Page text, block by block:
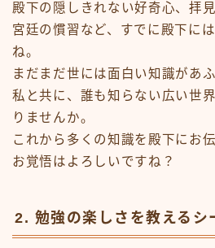
殿下の隠しきれない好奇心、拝
宮廷の慣習など、すでに殿下に
ね。
まだまだ世には面白い知識があ
私と共に、誰も知らない広い世
りませんか。
これから多くの知識を殿下にお伝
お覚悟はよろしいですね？
2. 勉強の楽しさを教えるシ